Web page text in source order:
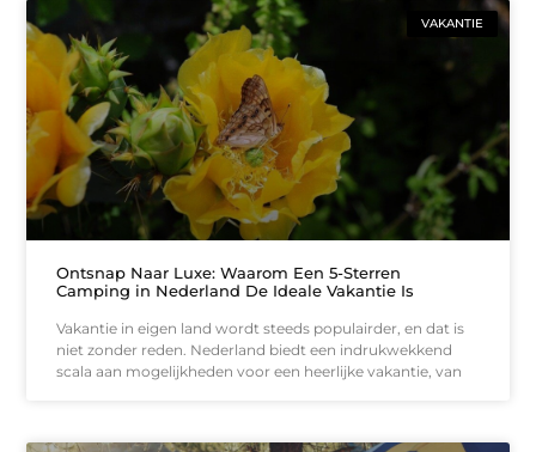
VAKANTIE
Ontsnap Naar Luxe: Waarom Een 5-Sterren
Camping in Nederland De Ideale Vakantie Is
Vakantie in eigen land wordt steeds populairder, en dat is
niet zonder reden. Nederland biedt een indrukwekkend
scala aan mogelijkheden voor een heerlijke vakantie, van